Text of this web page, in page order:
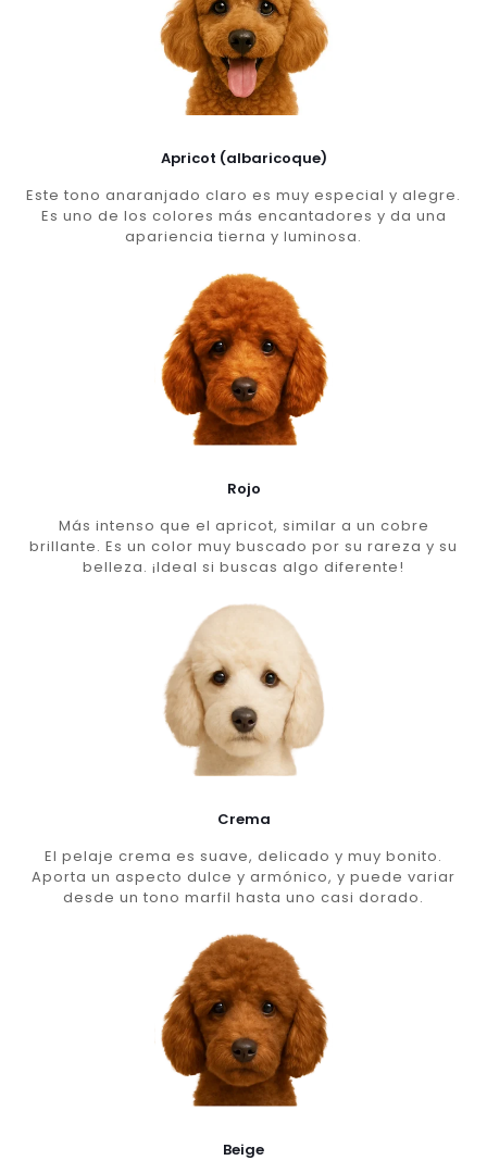
Apricot (albaricoque)
Este tono anaranjado claro es muy especial y alegre.
Es uno de los colores más encantadores y da una
apariencia tierna y luminosa.
Rojo
Más intenso que el apricot, similar a un cobre
brillante. Es un color muy buscado por su rareza y su
belleza. ¡Ideal si buscas algo diferente!
Crema
El pelaje crema es suave, delicado y muy bonito.
Aporta un aspecto dulce y armónico, y puede variar
desde un tono marfil hasta uno casi dorado.
Beige